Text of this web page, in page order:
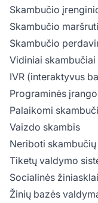
Skambučio
Skambučio
Skambučio
Vidiniai skambučiai
IVR (interaktyvus
Programinės
Palaikomi
Vaizdo skambis
Neriboti skambučių
Tiketų valdymo
Socialinės
Žinių bazės